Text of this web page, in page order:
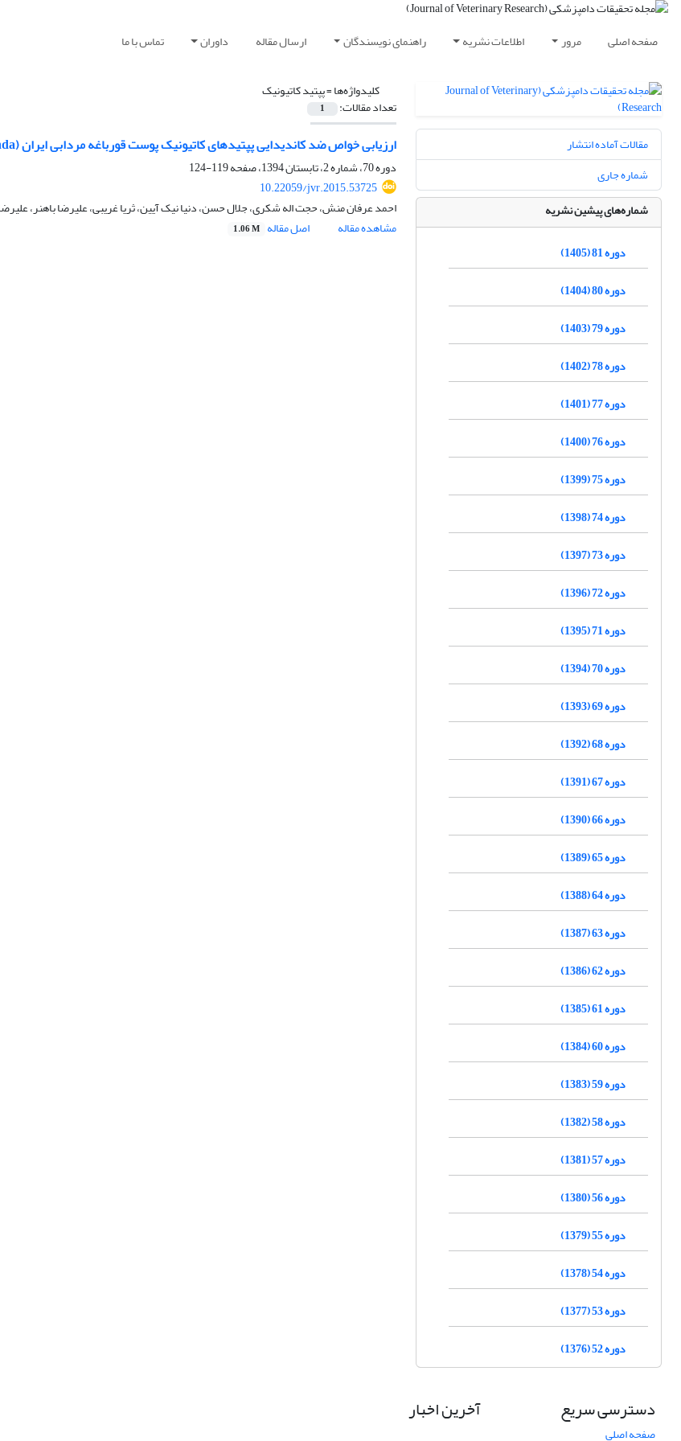
صفحه اصلی مرور اطلاعات نشریه راهنمای نویسندگان ارسال مقاله داوران تماس با ما
کلیدواژه‌ها =پپتید کاتیونیک
تعداد مقالات: 1
ارزیابی خواص ضد کاندیدایی پپتیدهای کاتیونیک پوست قورباغه مردابی ایران (Rana ridibunda)
دوره 70، شماره 2، تابستان 1394، صفحه
119-124
10.22059/jvr.2015.53725
احمد عرفان منش، حجت اله شکری، جلال حسن، دنیا نیک آیین، ثریا غریبی، علیرضا باهنر،
مشاهده مقاله
اصل مقاله 1.06 M
مقالات آماده انتشار
شماره جاری
شماره‌های پیشین نشریه
دوره 81 (1405)
دوره 80 (1404)
دوره 79 (1403)
دوره 78 (1402)
دوره 77 (1401)
دوره 76 (1400)
دوره 75 (1399)
دوره 74 (1398)
دوره 73 (1397)
دوره 72 (1396)
دوره 71 (1395)
دوره 70 (1394)
دوره 69 (1393)
دوره 68 (1392)
دوره 67 (1391)
دوره 66 (1390)
دوره 65 (1389)
دوره 64 (1388)
دوره 63 (1387)
دوره 62 (1386)
دوره 61 (1385)
دوره 60 (1384)
دوره 59 (1383)
دوره 58 (1382)
دوره 57 (1381)
دوره 56 (1380)
دوره 55 (1379)
دوره 54 (1378)
دوره 53 (1377)
دوره 52 (1376)
دسترسی سریع
صفحه اصلی
آخرین اخبار